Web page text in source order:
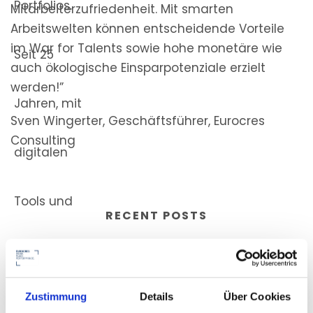
Zustimmung Details Über Cookies
Mitarbeiterzufriedenheit. Mit smarten
Arbeitswelten können entscheidende Vorteile
im War for Talents sowie hohe monetäre wie
auch ökologische Einsparpotenziale erzielt
werden!”
Sven Wingerter, Geschäftsführer, Eurocres
Consulting
RECENT POSTS
KANN EIN EINZIGES RAUMKONZEPT VIELFÄLTIGE NUTZUNGEN VEREINEN?